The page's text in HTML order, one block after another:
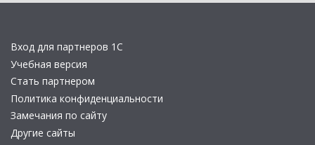
Вход для партнеров 1С
Учебная версия
Стать партнером
Политика конфиденциальности
Замечания по сайту
Другие сайты